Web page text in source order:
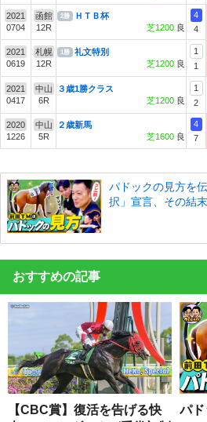
2021
0704
函館
12R
2勝
ＨＴＢ杯
芝1200 良
4
4
2021
0619
札幌
12R
1勝
礼文特別
芝1200 良
1
1
2021
0417
中山
6R
３歳1勝クラス
芝1200 良
1
2
2020
1226
中山
5R
２歳新馬
芝1600 良
4
7
パドックの見方を
択」宣言、その結
おすすめの記事
【CBC賞】復活を告げる快
パ